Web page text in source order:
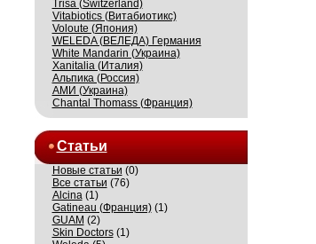
Trisa (Switzerland)
Vitabiotics (Витабиотикс)
Voloute (Япония)
WELEDA (ВЕЛЕДА) Германия
White Mandarin (Украина)
Xanitalia (Италия)
Альпика (Россия)
АМИ (Украина)
Сhantal Thomass (Франция)
Статьи
Новые статьи (0)
Все статьи (76)
Alcina(1)
Gatineau (Франция)(1)
GUAM (2)
Skin Doctors(1)